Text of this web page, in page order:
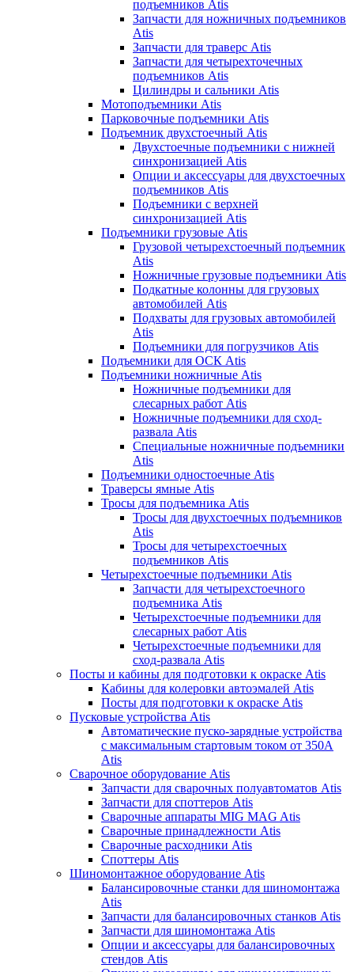
подъемников Atis
Запчасти для ножничных подъемников
Atis
Запчасти для траверс Atis
Запчасти для четырехточечных
подъемников Atis
Цилиндры и сальники Atis
Мотоподъемники Atis
Парковочные подъемники Atis
Подъемник двухстоечный Atis
Двухстоечные подъемники с нижней
синхронизацией Atis
Опции и аксессуары для двухстоечных
подъемников Atis
Подъемники с верхней
синхронизацией Atis
Подъемники грузовые Atis
Грузовой четырехстоечный подъемник
Atis
Ножничные грузовые подъемники Atis
Подкатные колонны для грузовых
автомобилей Atis
Подхваты для грузовых автомобилей
Atis
Подъемники для погрузчиков Atis
Подъемники для ОСК Atis
Подъемники ножничные Atis
Ножничные подъемники для
слесарных работ Atis
Ножничные подъемники для сход-
развала Atis
Специальные ножничные подъемники
Atis
Подъемники одностоечные Atis
Траверсы ямные Atis
Тросы для подъемника Atis
Тросы для двухстоечных подъемников
Atis
Тросы для четырехстоечных
подъемников Atis
Четырехстоечные подъемники Atis
Запчасти для четырехстоечного
подъемника Atis
Четырехстоечные подъемники для
слесарных работ Atis
Четырехстоечные подъемники для
сход-развала Atis
Посты и кабины для подготовки к окраске Atis
Кабины для колеровки автоэмалей Atis
Посты для подготовки к окраске Atis
Пусковые устройства Atis
Автоматические пуско-зарядные устройства
с максимальным стартовым током от 350А
Atis
Сварочное оборудование Atis
Запчасти для сварочных полуавтоматов Atis
Запчасти для споттеров Atis
Сварочные аппараты MIG MAG Atis
Сварочные принадлежности Atis
Сварочные расходники Atis
Споттеры Atis
Шиномонтажное оборудование Atis
Балансировочные станки для шиномонтажа
Atis
Запчасти для балансировочных станков Atis
Запчасти для шиномонтажа Atis
Опции и аксессуары для балансировочных
стендов Atis